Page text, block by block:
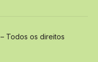
– Todos os direitos